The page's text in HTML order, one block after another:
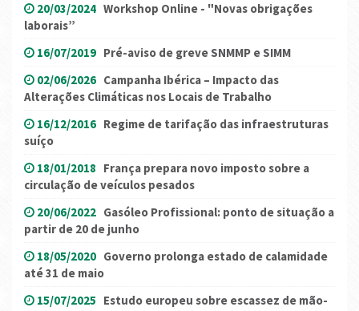
20/03/2024 Workshop Online - "Novas obrigações
laborais”
16/07/2019 Pré-aviso de greve SNMMP e SIMM
02/06/2026 Campanha Ibérica – Impacto das
Alterações Climáticas nos Locais de Trabalho
16/12/2016 Regime de tarifação das infraestruturas
suíço
18/01/2018 França prepara novo imposto sobre a
circulação de veículos pesados
20/06/2022 Gasóleo Profissional: ponto de situação a
partir de 20 de junho
18/05/2020 Governo prolonga estado de calamidade
até 31 de maio
15/07/2025 Estudo europeu sobre escassez de mão-